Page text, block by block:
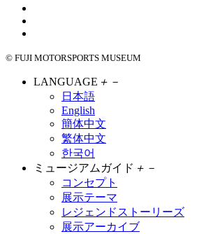
© FUJI MOTORSPORTS MUSEUM
LANGUAGE ＋ －
日本語
English
簡体中文
繁体中文
한국어
ミュージアムガイド ＋ －
コンセプト
展示テーマ
レジェンドストーリーズ
展示アーカイブ